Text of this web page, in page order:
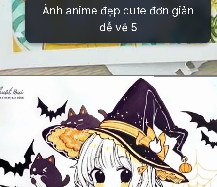
Ảnh anime đẹp cute đơn giản
dễ vẽ 5
https://issiloo.edu.vn/cach-ve-tranh-anime